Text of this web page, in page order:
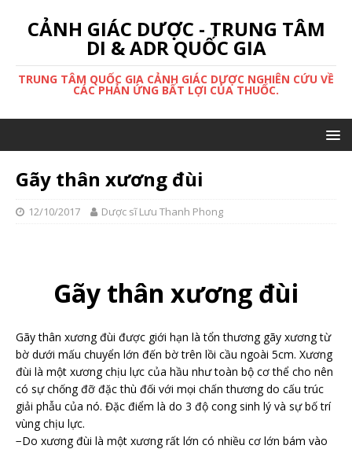
CẢNH GIÁC DƯỢC - TRUNG TÂM
DI & ADR QUỐC GIA
TRUNG TÂM QUỐC GIA CẢNH GIÁC DƯỢC NGHIÊN CỨU VỀ
CÁC PHẢN ỨNG BẤT LỢI CỦA THUỐC.
Gãy thân xương đùi
12/10/2017 Dược sĩ Lưu Thanh Phong
Gãy thân xương đùi
Gãy thân xương đùi được giới hạn là tổn thương gãy xương từ
bờ dưới mấu chuyển lớn đến bờ trên lồi cầu ngoài 5cm. Xương
đùi là một xương chịu lực của hầu như toàn bộ cơ thể cho nên
có sự chống đỡ đặc thù đối với mọi chấn thương do cấu trúc
giải phẫu của nó. Đặc điểm là do 3 độ cong sinh lý và sự bố trí
vùng chịu lực.
−Do xương đùi là một xương rất lớn có nhiều cơ lớn bám vào